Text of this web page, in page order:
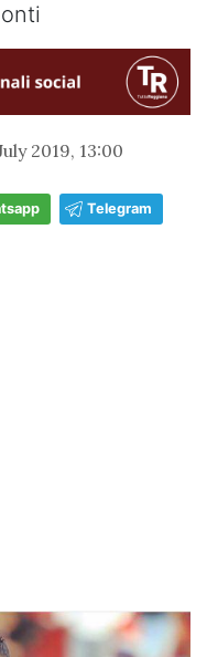
2019, 13:00
Telegram